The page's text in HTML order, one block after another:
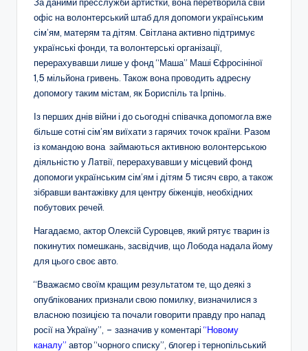
офіс на волонтерський штаб для допомоги українським
сім’ям, матерям та дітям. Світлана активно підтримує
українські фонди, та волонтерські організації,
перерахувавши лише у фонд “Маша” Маші Єфросініної
1,5 мільйона гривень. Також вона проводить адресну
допомогу таким містам, як Бориспіль та Ірпінь.
Із перших днів війни і до сьогодні співачка допомогла вже
більше сотні сім’ям виїхати з гарячих точок країни. Разом
із командою вона займаються активною волонтерською
діяльністю у Латвії, перерахувавши у місцевий фонд
допомоги українським сім’ям і дітям 5 тисяч євро, а також
зібравши вантажівку для центру біженців, необхідних
побутових речей.
Нагадаємо, актор Олексій Суровцев, який рятує тварин із
покинутих помешкань, засвідчив, що Лобода надала йому
для цього своє авто.
“Вважаємо своїм кращим результатом те, що деякі з
опублікованих признали свою помилку, визначилися з
власною позицією та почали говорити правду про напад
росії на Україну”, – зазначив у коментарі“Новому
каналу” автор “чорного списку”, блогер і тернопільський